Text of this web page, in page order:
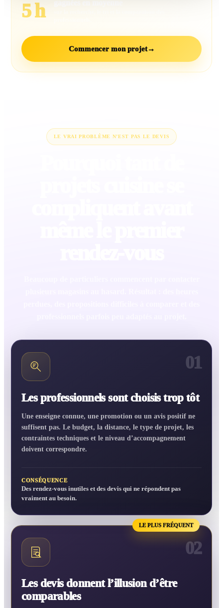
5 h
Commencer mon projet→
LE VRAI PROBLÈME N’EST PAS LE DEVIS
01
Les professionnels sont choisis trop tôt
Une enseigne connue, une promotion ou un avis positif ne
suffisent pas. Le budget, la distance, le type de projet, les
contraintes techniques et le niveau d’accompagnement
doivent correspondre.
CONSÉQUENCE
Des rendez-vous inutiles et des devis qui ne répondent pas
vraiment au besoin.
LE PLUS FRÉQUENT
02
Les devis donnent l’illusion d’être
comparables